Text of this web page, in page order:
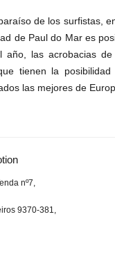
de los surfistas,
de Paul do Mar es
año, las acrobacias
tienen la posibilidad
las mejores de
nº7,
9370-381,